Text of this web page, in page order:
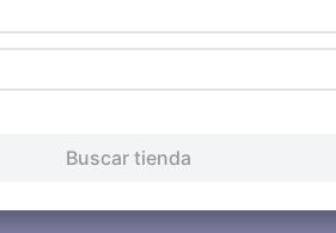
Buscar tienda